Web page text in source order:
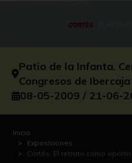
Patio de la Infanta.
Congresos de
08-05-2009 / 21-06-
Inicio
Exposiciones
Cortés. El retrato como